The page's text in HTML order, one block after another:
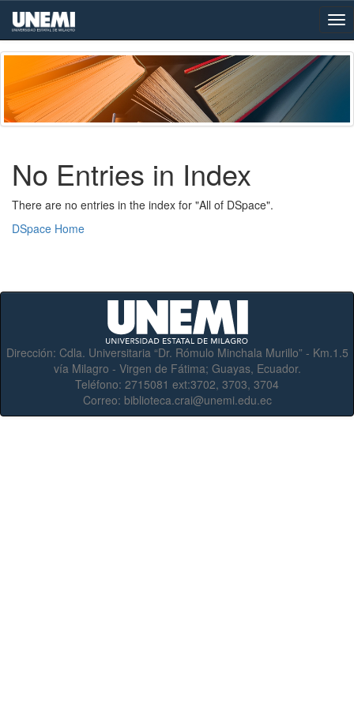
Skip
navigation
No Entries in Index
There are no entries in the index for "All of DSpace".
DSpace Home
Dirección: Cdla. Universitaria “Dr. Rómulo Minchala Murillo” - Km.1.5
vía Milagro - Virgen de Fátima; Guayas, Ecuador.
Teléfono: 2715081 ext:3702, 3703, 3704
Correo: biblioteca.crai@unemi.edu.ec